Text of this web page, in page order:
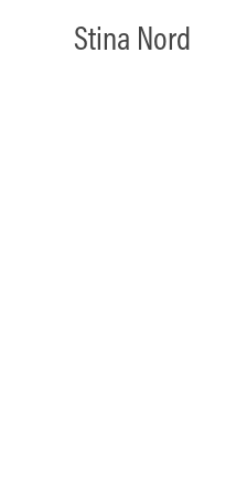
Stina Nord